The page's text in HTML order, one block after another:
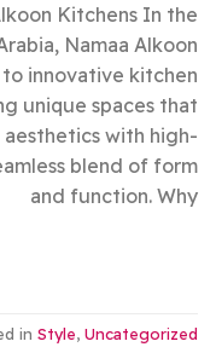
Kitchens In the
Namaa Alkoon
innovative kitchen
unique spaces that
with high-
blend of form
and function. Why
in Style, Uncategorized